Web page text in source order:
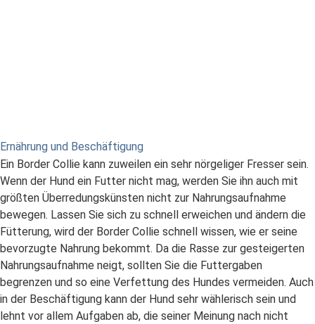
Ernährung und Beschäftigung
Ein Border Collie kann zuweilen ein sehr nörgeliger Fresser sein.
Wenn der Hund ein Futter nicht mag, werden Sie ihn auch mit
größten Überredungskünsten nicht zur Nahrungsaufnahme
bewegen. Lassen Sie sich zu schnell erweichen und ändern die
Fütterung, wird der Border Collie schnell wissen, wie er seine
bevorzugte Nahrung bekommt. Da die Rasse zur gesteigerten
Nahrungsaufnahme neigt, sollten Sie die Futtergaben
begrenzen und so eine Verfettung des Hundes vermeiden. Auch
in der Beschäftigung kann der Hund sehr wählerisch sein und
lehnt vor allem Aufgaben ab, die seiner Meinung nach nicht